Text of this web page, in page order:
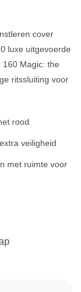
cover
luxe uitgevoerde
160 Magic: the
ritssluiting voor
rood
veiligheid
met ruimte voor